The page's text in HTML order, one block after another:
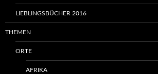
LIEBLINGSBÜCHER 2016
THEMEN
ORTE
AFRIKA